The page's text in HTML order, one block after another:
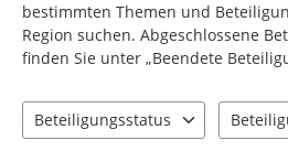
bestimmten Themen und
Region suchen. Abgeschlossene
finden Sie unter „Beendete
Beteiligungsstatus